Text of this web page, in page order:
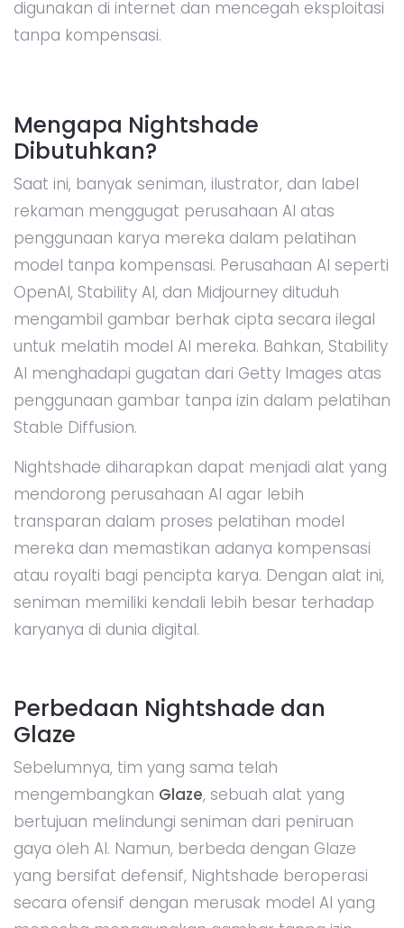
digunakan di internet dan mencegah eksploitasi
tanpa kompensasi.
Mengapa Nightshade
Dibutuhkan?
Saat ini, banyak seniman, ilustrator, dan label
rekaman menggugat perusahaan AI atas
penggunaan karya mereka dalam pelatihan
model tanpa kompensasi. Perusahaan AI seperti
OpenAI, Stability AI, dan Midjourney dituduh
mengambil gambar berhak cipta secara ilegal
untuk melatih model AI mereka. Bahkan, Stability
AI menghadapi gugatan dari Getty Images atas
penggunaan gambar tanpa izin dalam pelatihan
Stable Diffusion.
Nightshade diharapkan dapat menjadi alat yang
mendorong perusahaan AI agar lebih
transparan dalam proses pelatihan model
mereka dan memastikan adanya kompensasi
atau royalti bagi pencipta karya. Dengan alat ini,
seniman memiliki kendali lebih besar terhadap
karyanya di dunia digital.
Perbedaan Nightshade dan
Glaze
Sebelumnya, tim yang sama telah
mengembangkan Glaze, sebuah alat yang
bertujuan melindungi seniman dari peniruan
gaya oleh AI. Namun, berbeda dengan Glaze
yang bersifat defensif, Nightshade beroperasi
secara ofensif dengan merusak model AI yang